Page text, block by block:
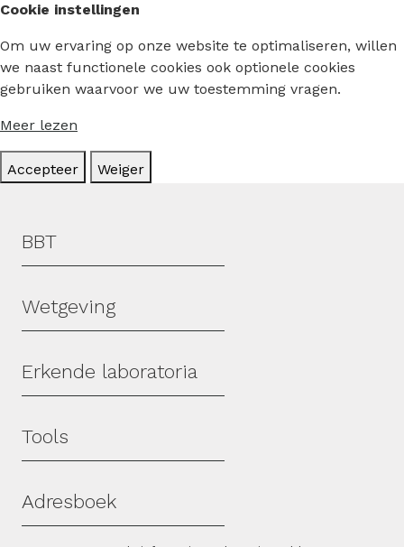
Cookie instellingen
Om uw ervaring op onze website te optimaliseren, willen
we naast functionele cookies ook optionele cookies
gebruiken waarvoor we uw toestemming vragen.
Meer lezen
Accepteer Weiger
Hoofdmenu
BBT
Wetgeving
Erkende laboratoria
Tools
Adresboek